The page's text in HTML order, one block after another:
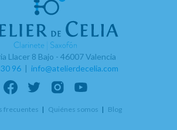
Llacer 8 Bajo - 46007 Valencia
96| info@atelierdecelia.com
frecuentes Quiénes somos Blog